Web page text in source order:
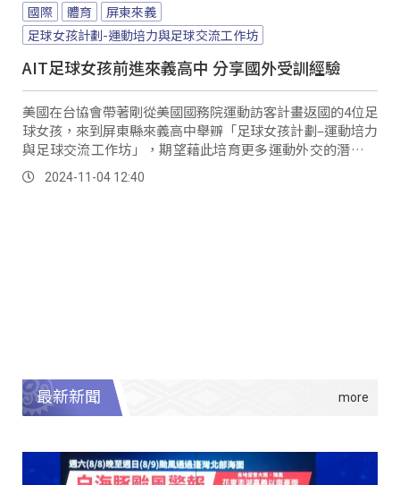
國際 體育
屏東來義
足球女孩計劃-運動培力與足球交流工作坊
AIT足球女孩前進來義高中 分享國外受訓經驗
美國在台協會帶著剛從美國國務院運動訪客計畫返國的4位足
球女孩，來到屏東縣來義高中舉辧「足球女孩計劃–運動培力
與足球交流工作坊」，期望藉此培育更多運動外交的潛在人
才以及台灣女足未來的領導者，帶領台灣女性運動有更好的
發展。2024-11-04 12:40
最新新聞